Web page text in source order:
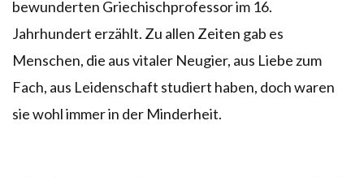
bewunderten Griechischprofessor im 16.
Jahrhundert erzählt. Zu allen Zeiten gab es
Menschen, die aus vitaler Neugier, aus Liebe zum
Fach, aus Leidenschaft studiert haben, doch waren
sie wohl immer in der Minderheit.